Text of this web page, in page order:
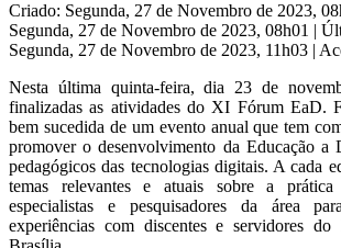
Criado: Segunda, 27 de Novembro de 2023,
Segunda, 27 de Novembro de 2023, 08h01 |
Segunda, 27 de Novembro de 2023, 11h03 |
Nesta última quinta-feira, dia 23 de
finalizadas as atividades do XI Fórum EaD.
bem sucedida de um evento anual que tem
promover o desenvolvimento da Educação a
pedagógicos das tecnologias digitais. A cada
temas relevantes e atuais sobre a
especialistas e pesquisadores da área
experiências com discentes e servidores